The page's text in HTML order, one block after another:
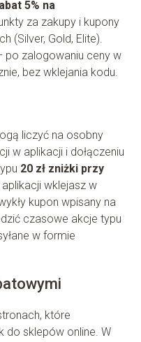
5% na
za zakupy i kupony
(Silver, Gold, Elite).
po zalogowaniu ceny w
bez wklejania kodu.
liczyć na osobny
w aplikacji i dołączeniu
20 zł zniżki przy
wklejasz w
kupon wpisany na
czasowe akcje typu
w formie
które
do sklepów online. W